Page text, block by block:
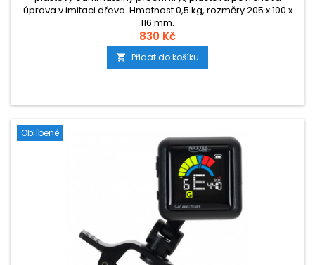
úprava v imitaci dřeva. Hmotnost 0,5 kg, rozměry 205 x 100 x
116 mm.
830 Kč
 Přidat do košíku
Oblíbené